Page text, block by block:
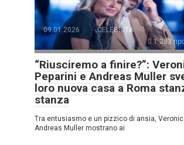
09.01.2026
CELEBRITÀ
1.283
“Riusciremo a finire?”:
Peparini e Andreas Muller
loro nuova casa a Roma
stanza
Tra entusiasmo e un pizzico di ansia,
Andreas Muller mostrano ai